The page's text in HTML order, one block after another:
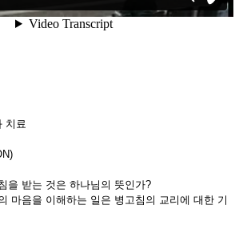
치료
을 받는 것은 하나님의 뜻인가?
마음을 이해하는 일은 병고침의 교리에 대한 기